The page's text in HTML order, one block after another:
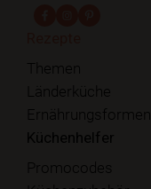
Themen
Länderküche
Ernährungsformen
Küchenhelfer
Promocodes